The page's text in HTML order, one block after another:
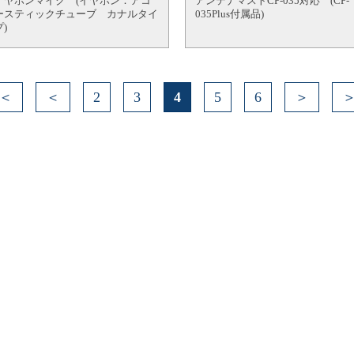
スティックチューブ カナルタイ
)
035Plus付属品)
＜ 2 3 4 5 6 ＞